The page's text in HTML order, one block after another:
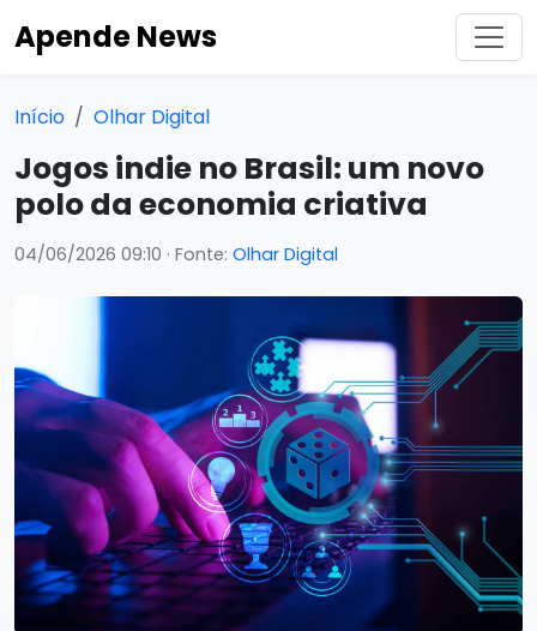
Apende News
Início Olhar Digital
Jogos indie no Brasil: um novo
polo da economia criativa
04/06/2026 09:10 · Fonte: Olhar Digital